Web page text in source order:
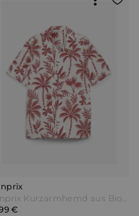
bonprix Kurzarmhemd aus Bio-Baumwolle in Regular Fit Weiß
€